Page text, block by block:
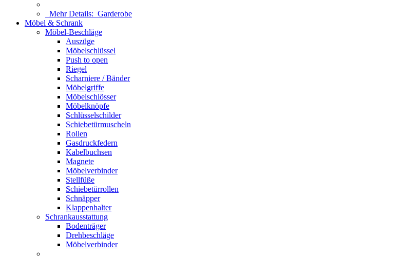
Mehr Details: Garderobe
Möbel & Schrank
Möbel-Beschläge
Auszüge
Möbelschlüssel
Push to open
Riegel
Scharniere / Bänder
Möbelgriffe
Möbelschlösser
Möbelknöpfe
Schlüsselschilder
Schiebetürmuscheln
Rollen
Gasdruckfedern
Kabelbuchsen
Magnete
Möbelverbinder
Stellfüße
Schiebetürrollen
Schnäpper
Klappenhalter
Schrankausstattung
Bodenträger
Drehbeschläge
Möbelverbinder